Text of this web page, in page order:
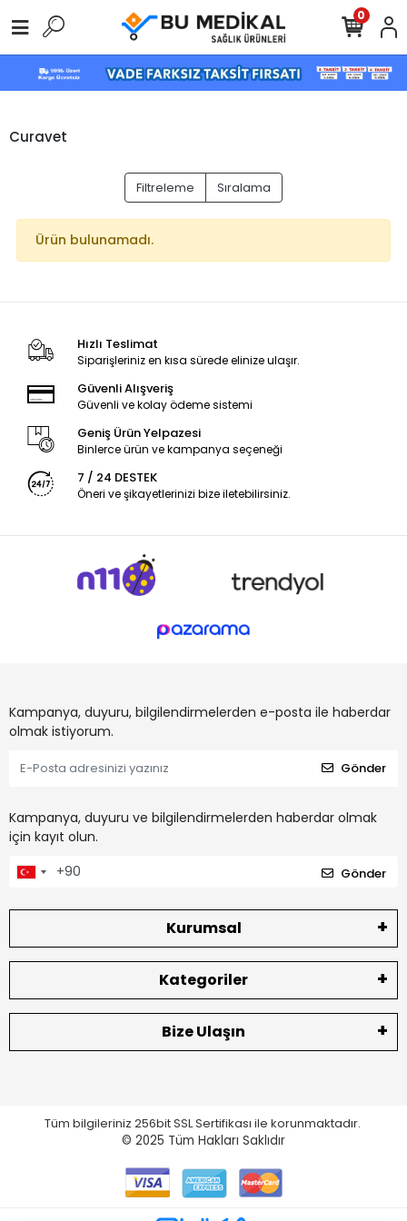
0
Curavet
Filtreleme Sıralama
Ürün bulunamadı.
Hızlı Teslimat
Siparişleriniz en kısa sürede elinize ulaşır.
Güvenli Alışveriş
Güvenli ve kolay ödeme sistemi
Geniş Ürün Yelpazesi
Binlerce ürün ve kampanya seçeneği
7 / 24 DESTEK
Öneri ve şikayetlerinizi bize iletebilirsiniz.
Kampanya, duyuru, bilgilendirmelerden e-posta ile haberdar
olmak istiyorum.
Gönder
Kampanya, duyuru ve bilgilendirmelerden haberdar olmak
için kayıt olun.
Gönder
Kurumsal
Kategoriler
Bize Ulaşın
Tüm bilgileriniz 256bit SSL Sertifikası ile korunmaktadır.
© 2025 Tüm Hakları Saklıdır